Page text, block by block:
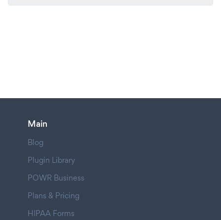
Main
Blog
Plugin Library
POWR Business
Plans & Pricing
HIPAA Forms